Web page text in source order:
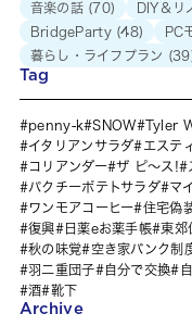
音楽の話(70) DIY＆リ
BridgeParty(48) PC
暮らし・ライフプラン
Tag
penny-k SNOW Tyler
イタリアンサラダ
エステ
コリアンダー
ザ ピ〜ス!
パクチーポテトサラダ
マ
ワンモアコーヒー
住宅偽
復興
日薬eお薬手帳 東郊
秋の味覚
空き家バンク制
羽二重団子
自分で交換
酒
靴下
Archive